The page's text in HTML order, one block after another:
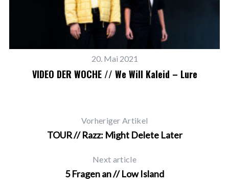
20. Mai 2021
VIDEO DER WOCHE // We Will Kaleid – Lure
Vorheriger Artikel
TOUR // Razz: Might Delete Later
Next article
5 Fragen an // Low Island